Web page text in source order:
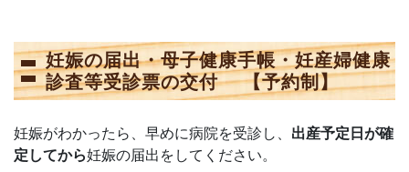
妊娠の届出・母子健康手帳・妊産婦健康
診査等受診票の交付 【予約制】
妊娠がわかったら、早めに病院を受診し、 出産予定日が確
定してから妊娠の届出をしてください。